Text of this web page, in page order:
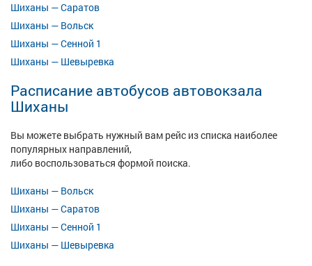
Шиханы — Саратов
Шиханы — Вольск
Шиханы — Сенной 1
Шиханы — Шевыревка
Расписание автобусов автовокзала
Шиханы
Вы можете выбрать нужный вам рейс из списка наиболее
популярных направлений,
либо воспользоваться формой поиска.
Шиханы — Вольск
Шиханы — Саратов
Шиханы — Сенной 1
Шиханы — Шевыревка